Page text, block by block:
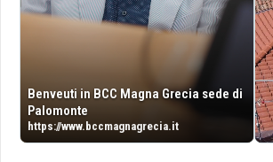
Benveuti in BCC Magna Grecia sede di
Palomonte
https://www.bccmagnagrecia.it